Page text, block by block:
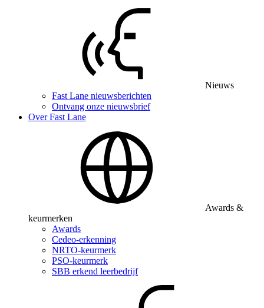
Nieuws
Fast Lane nieuwsberichten
Ontvang onze nieuwsbrief
Over Fast Lane
Awards &
keurmerken
Awards
Cedeo-erkenning
NRTO-keurmerk
PSO-keurmerk
SBB erkend leerbedrijf